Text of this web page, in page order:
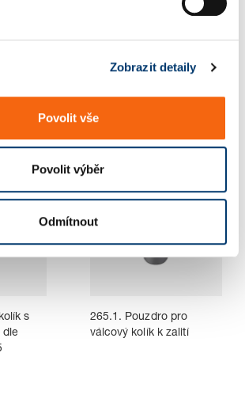
Zobrazit detaily
Povolit vše
Povolit výběr
Odmítnout
236.1. Válcový kolík s
DIN EN ISO 8735
s
dle
265.1. Pouzdro pro
válcový kolík k zalití